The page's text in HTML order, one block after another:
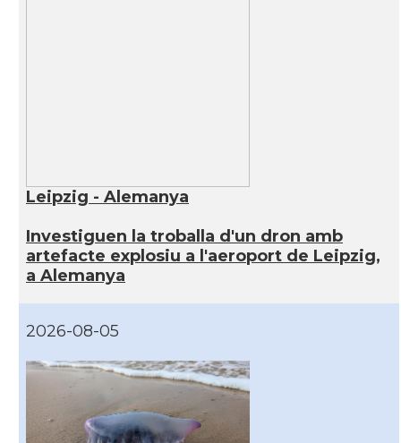
Leipzig - Alemanya
Investiguen la troballa d'un dron amb
artefacte explosiu a l'aeroport de Leipzig,
a Alemanya
2026-08-05